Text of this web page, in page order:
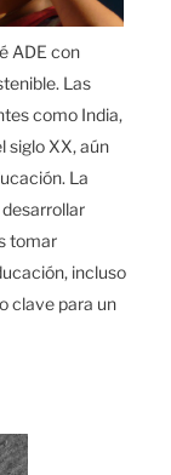
ADE con
Las
como India,
siglo XX, aún
La
tomar
incluso
clave para un